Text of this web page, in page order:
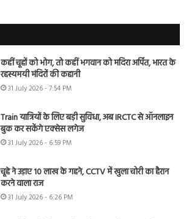
कहीं चूहों को भोग, तो कहीं भगवान को मदिरा अर्पित, भारत के
रहस्यमयी मंदिरों की कहानी
31 July 2026 - 7:54 PM
Train यात्रियों के लिए बड़ी सुविधा, अब IRCTC से ऑनलाइन
बुक कर सकेंगे एक्सेस लगेज
31 July 2026 - 6:59 PM
चूहे ने उड़ाए 10 लाख के गहने, CCTV में खुला चोरी का हैरान
करने वाला राज
31 July 2026 - 6:26 PM